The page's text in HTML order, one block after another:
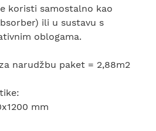
koristi samostalno kao
ili u sustavu s
oblogama.
narudžbu paket = 2,88m2
mm